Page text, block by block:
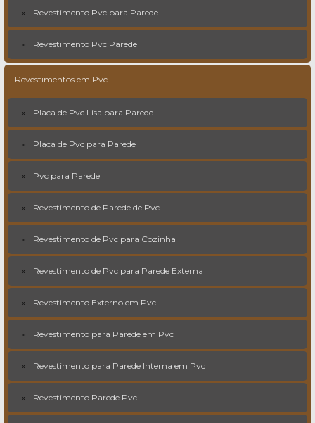
Revestimento Pvc para Parede
Revestimento Pvc Parede
Revestimentos em Pvc
Placa de Pvc Lisa para Parede
Placa de Pvc para Parede
Pvc para Parede
Revestimento de Parede de Pvc
Revestimento de Pvc para Cozinha
Revestimento de Pvc para Parede Externa
Revestimento Externo em Pvc
Revestimento para Parede em Pvc
Revestimento para Parede Interna em Pvc
Revestimento Parede Pvc